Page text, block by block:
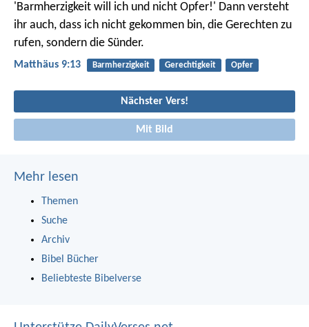
'Barmherzigkeit will ich und nicht Opfer!' Dann versteht
ihr auch, dass ich nicht gekommen bin, die Gerechten zu
rufen, sondern die Sünder.
Matthäus 9:13 Barmherzigkeit Gerechtigkeit Opfer
Nächster Vers!
Mit Bild
Mehr lesen
Themen
Suche
Archiv
Bibel Bücher
Beliebteste Bibelverse